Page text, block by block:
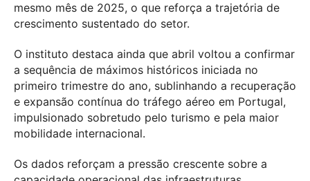
mesmo mês de 2025, o que reforça a trajetória de
crescimento sustentado do setor.
O instituto destaca ainda que abril voltou a confirmar
a sequência de máximos históricos iniciada no
primeiro trimestre do ano, sublinhando a recuperação
e expansão contínua do tráfego aéreo em Portugal,
impulsionado sobretudo pelo turismo e pela maior
mobilidade internacional.
Os dados reforçam a pressão crescente sobre a